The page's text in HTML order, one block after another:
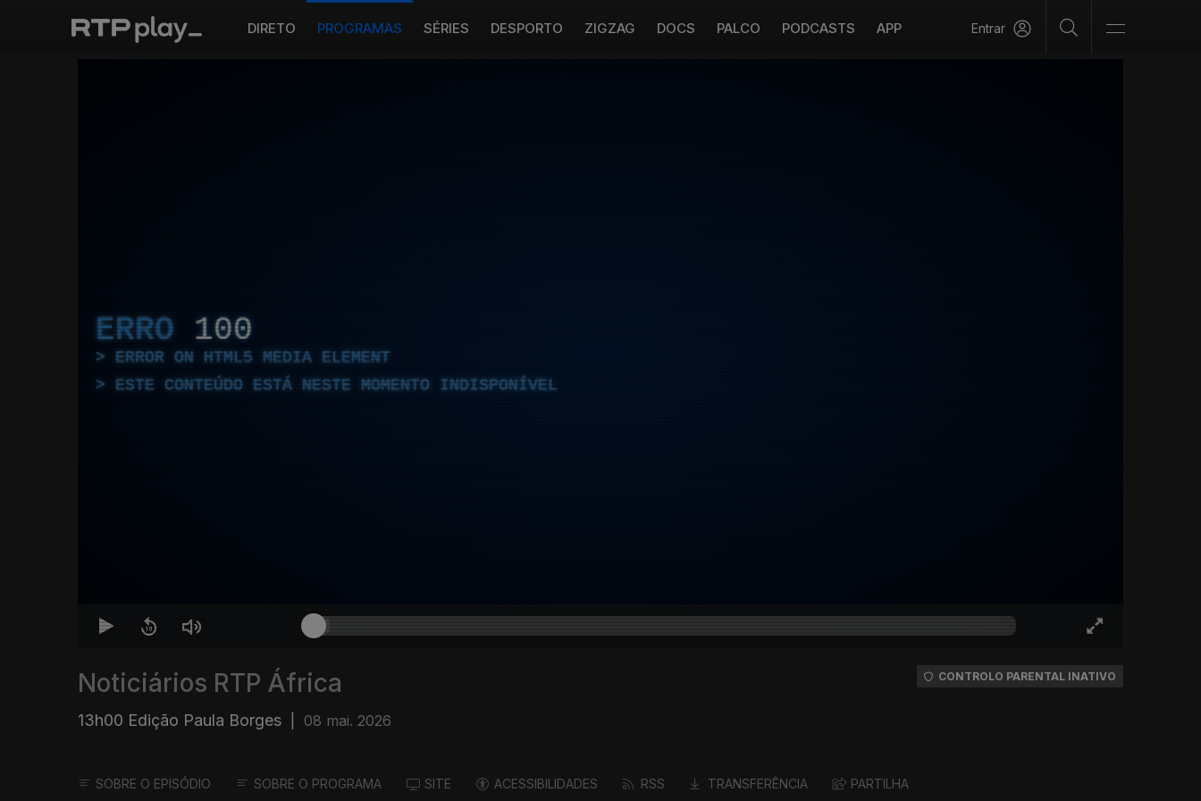
DIRETO PROGRAMAS SÉRIES DESPORTO ZIGZAG DOCS PALCO PODCASTS APP Entrar
ERRO 100
ERROR ON HTML5 MEDIA ELEMENT
ESTE CONTEÚDO ESTÁ NESTE MOMENTO INDISPONÍVEL
Noticiários RTP África
13h00 Edição Paula Borges 08 mai. 2026
CONTROLO PARENTAL INATIVO
SOBRE O EPISÓDIO SOBRE O PROGRAMA SITE ACESSIBILIDADES RSS TRANSFERÊNCIA PARTILHA